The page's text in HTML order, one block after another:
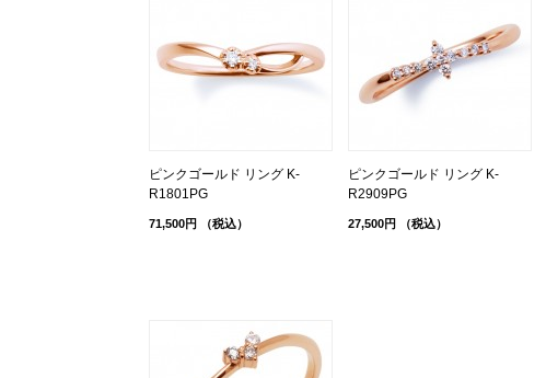
ピンクゴールド リング K-
R1801PG
71,500円 （税込）
ピンクゴールド リング K-
R2909PG
27,500円 （税込）